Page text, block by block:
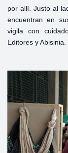
por allí. Justo al
encuentran en
vigila con
Editores y Abisinia.